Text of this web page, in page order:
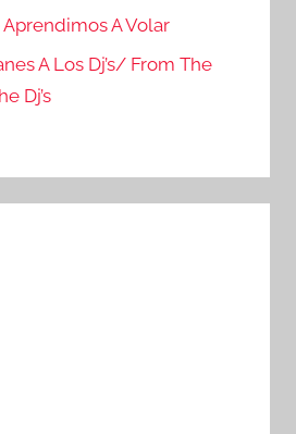
Aprendimos A Volar
A Los Dj’s/ From The
Dj’s